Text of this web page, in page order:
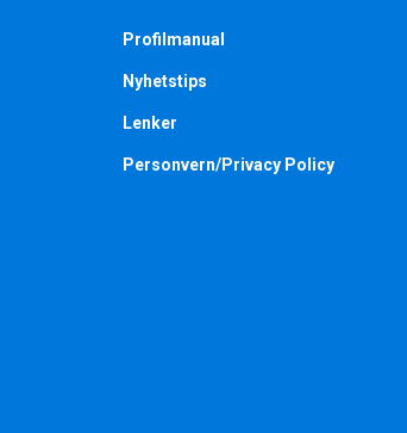
Profilmanual
Nyhetstips
Lenker
Personvern/Privacy Policy